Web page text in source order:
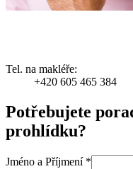
Tel. na makléře:
+420 605 465 384
Potřebujete
prohlídku?
Jméno a Příjmení *